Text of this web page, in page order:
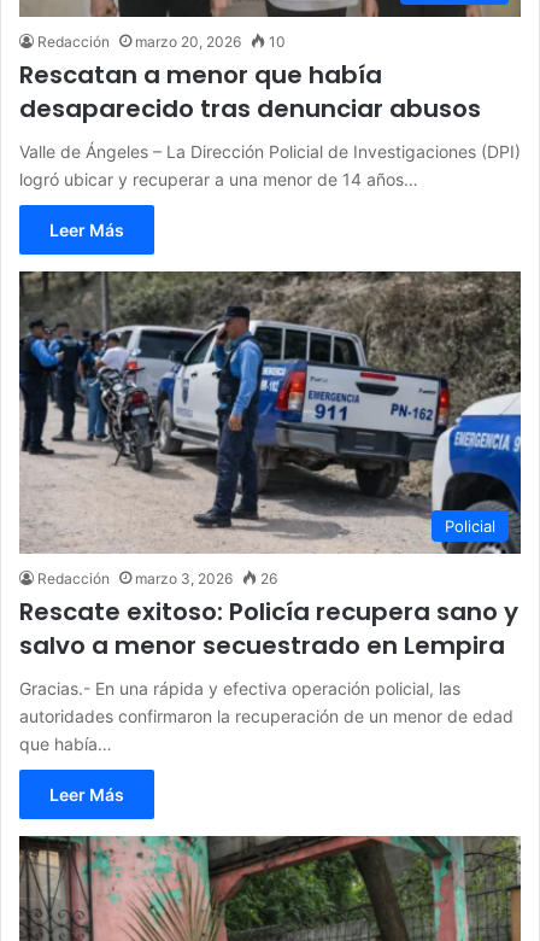
Redacción marzo 20, 2026 10
Rescatan a menor que había
desaparecido tras denunciar abusos
Valle de Ángeles – La Dirección Policial de Investigaciones (DPI)
logró ubicar y recuperar a una menor de 14 años…
Leer Más
Policial
Redacción marzo 3, 2026 26
Rescate exitoso: Policía recupera sano y
salvo a menor secuestrado en Lempira
Gracias.- En una rápida y efectiva operación policial, las
autoridades confirmaron la recuperación de un menor de edad
que había…
Leer Más